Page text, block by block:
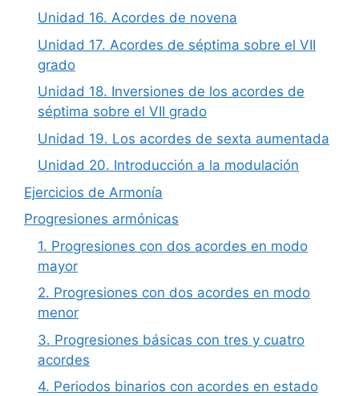
Unidad 16. Acordes de novena
Unidad 17. Acordes de séptima sobre el VII
grado
Unidad 18. Inversiones de los acordes de
séptima sobre el VII grado
Unidad 19. Los acordes de sexta aumentada
Unidad 20. Introducción a la modulación
Ejercicios de Armonía
Progresiones armónicas
1. Progresiones con dos acordes en modo
mayor
2. Progresiones con dos acordes en modo
menor
3. Progresiones básicas con tres y cuatro
acordes
4. Periodos binarios con acordes en estado